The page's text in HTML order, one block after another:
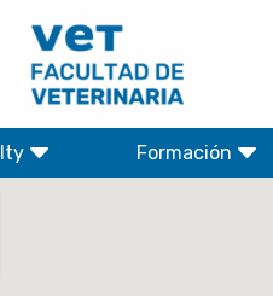
Formación